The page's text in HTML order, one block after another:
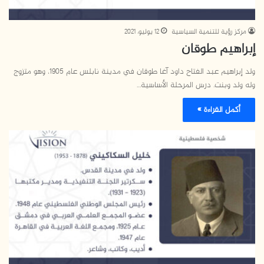
مركز رؤية للتنمية السياسية 12 يوليو، 2021
إبراهيم طوقان
ولد إبراهيم عبد الفتاح داود آغا طوقان في مدينة نابلس عام 1905، وهو متزوج
وله ولد وبنت. درس المرحلة الأساسية…
أكمل القراءة »